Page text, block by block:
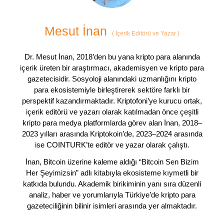
Mesut İnan ( İçerik Editörü ve Yazar )
Dr. Mesut İnan, 2018’den bu yana kripto para alanında
içerik üreten bir araştırmacı, akademisyen ve kripto para
gazetecisidir. Sosyoloji alanındaki uzmanlığını kripto
para ekosistemiyle birleştirerek sektöre farklı bir
perspektif kazandırmaktadır. Kriptofoni’ye kurucu ortak,
içerik editörü ve yazarı olarak katılmadan önce çeşitli
kripto para medya platformlarda görev alan İnan, 2018–
2023 yılları arasında Kriptokoin’de, 2023–2024 arasında
ise COINTURK’te editör ve yazar olarak çalıştı.
İnan, Bitcoin üzerine kaleme aldığı “Bitcoin Sen Bizim
Her Şeyimizsin” adlı kitabıyla ekosisteme kıymetli bir
katkıda bulundu. Akademik birikiminin yanı sıra düzenli
analiz, haber ve yorumlarıyla Türkiye’de kripto para
gazeteciliğinin bilinir isimleri arasında yer almaktadır.